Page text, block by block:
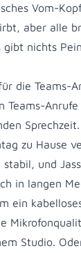
Vom-
aber alle
gibt nichts
die Teams-
Teams-
zu Hause
und
in langen
ein
Studio.